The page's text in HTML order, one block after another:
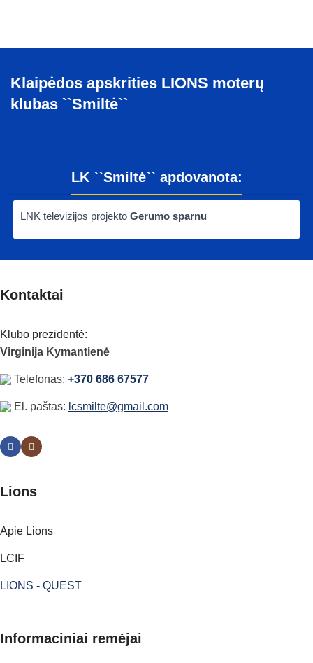
Ankstesnis
Klaipėdos apskrities LIONS moterų
klubas ``Smiltė``
LK ``Smiltė`` apdovanota:
LNK televizijos projekto Gerumo sparnu
Kontaktai
Klubo prezidentė:
Virginija Kymantienė
Telefonas: +370 686 67577
El. paštas: lcsmilte@gmail.com
Lions
Apie Lions
LCIF
LIONS - QUEST
Informaciniai remėjai